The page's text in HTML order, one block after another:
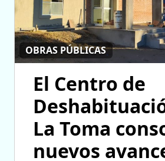
OBRAS PÚBLICAS
El Centro de
La Toma
nuevos